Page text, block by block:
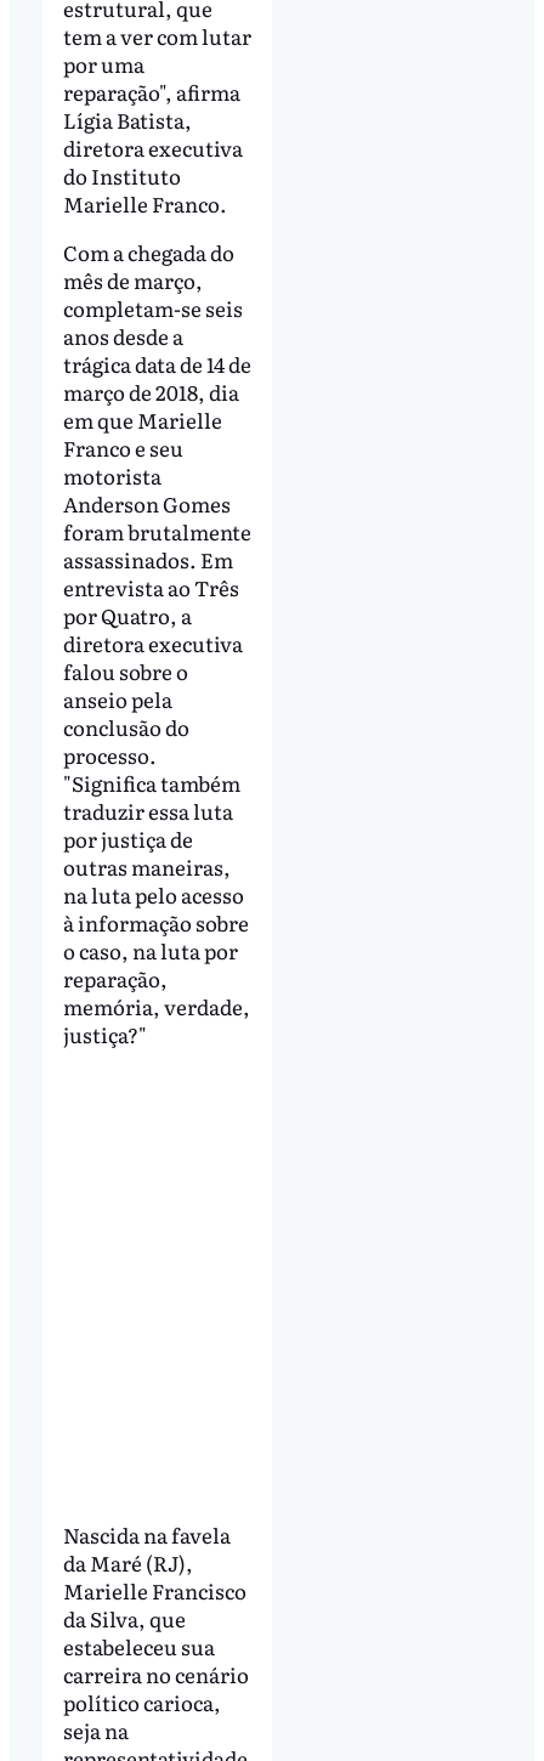
estrutural, que
tem a ver com lutar
por uma
reparação", afirma
Lígia Batista,
diretora executiva
do Instituto
Marielle Franco.
Com a chegada do
mês de março,
completam-se seis
anos desde a
trágica data de 14 de
março de 2018, dia
em que Marielle
Franco e seu
motorista
Anderson Gomes
foram brutalmente
assassinados. Em
entrevista ao Três
por Quatro, a
diretora executiva
falou sobre o
anseio pela
conclusão do
processo.
"Significa também
traduzir essa luta
por justiça de
outras maneiras,
na luta pelo acesso
à informação sobre
o caso, na luta por
reparação,
memória, verdade,
justiça?"
Nascida na favela
da Maré (RJ),
Marielle Francisco
da Silva, que
estabeleceu sua
carreira no cenário
político carioca,
seja na